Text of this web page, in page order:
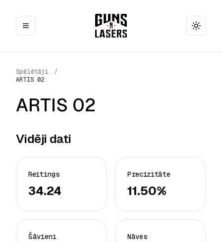
Toggle
Spēlētāji
/
ARTIS 02
ARTIS 02
Vidēji dati
Reitings
34.24
Precizitāte
11.50%
Šāvieni Nāves